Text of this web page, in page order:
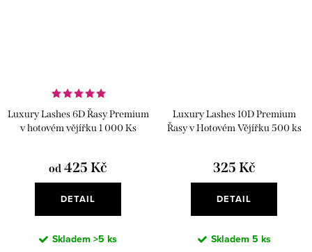
Luxury Lashes 6D Řasy Premium
v hotovém vějířku 1 000 Ks
od 425 Kč
DETAIL
Skladem >5 ks
Luxury Lashes 10D Premium
Řasy v Hotovém Vějířku 500 ks
325 Kč
DETAIL
Skladem 5 ks